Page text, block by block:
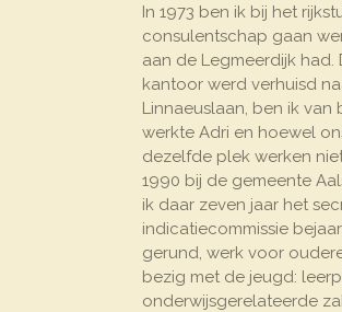
In 1973 ben ik bij het
consulentschap gaan
aan de Legmeerdijk had.
kantoor werd verhuisd
Linnaeuslaan, ben ik
werkte Adri en hoewel
dezelfde plek werken
1990 bij de gemeente
ik daar zeven jaar het
indicatiecommissie
gerund, werk voor
bezig met de jeugd:
onderwijsgerelateerde